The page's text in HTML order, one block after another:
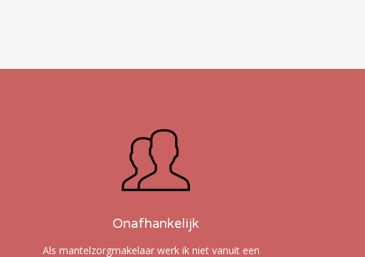
Onafhankelijk
Als mantelzorgmakelaar werk ik niet vanuit een